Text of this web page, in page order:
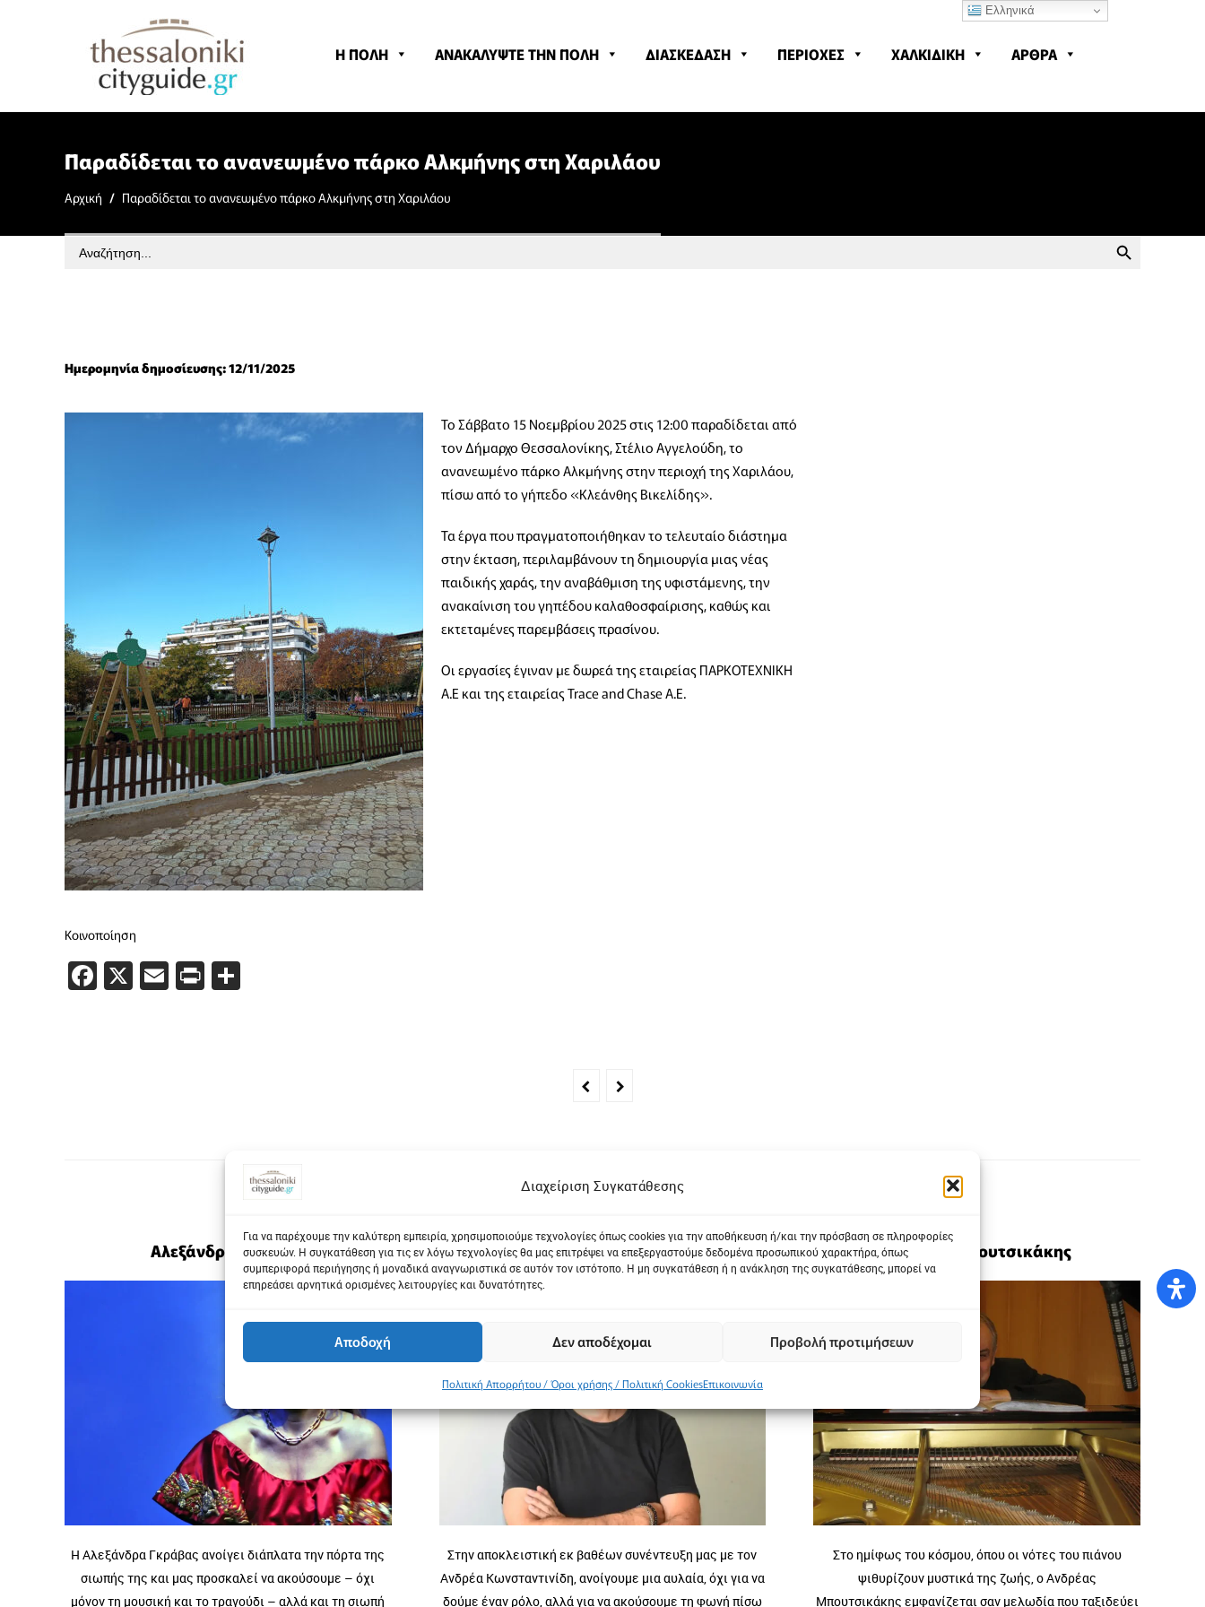
Διαχείριση Συγκατάθεσης
Για να παρέχουμε την καλύτερη εμπειρία, χρησιμοποιούμε τεχνολογίες όπως cookies για την αποθήκευση ή/και την πρόσβαση σε πληροφορίες
συσκευών. Η συγκατάθεση για τις εν λόγω τεχνολογίες θα μας επιτρέψει να επεξεργαστούμε δεδομένα προσωπικού χαρακτήρα, όπως
συμπεριφορά περιήγησης ή μοναδικά αναγνωριστικά σε αυτόν τον ιστότοπο. Η μη συγκατάθεση ή η ανάκληση της συγκατάθεσης, μπορεί να
επηρεάσει αρνητικά ορισμένες λειτουργίες και δυνατότητες.
Αποδοχή Δεν αποδέχομαι Προβολή προτιμήσεων
Πολιτική Απορρήτου / Όροι χρήσης / Πολιτική CookiesΕπικοινωνία
Η ΠΟΛΗ ΑΝΑΚΑΛΥΨΤΕ ΤΗΝ ΠΟΛΗ ΔΙΑΣΚΕΔΑΣΗ ΠΕΡΙΟΧΕΣ ΧΑΛΚΙΔΙΚΗ ΑΡΘΡΑ
Παραδίδεται το ανανεωμένο πάρκο Αλκμήνης στη Χαριλάου
Αρχική / Παραδίδεται το ανανεωμένο πάρκο Αλκμήνης στη Χαριλάου
for:
SEARCH BUTTON
Ημερομηνία δημοσίευσης: 12/11/2025
Το Σάββατο 15 Νοεμβρίου 2025 στις 12:00 παραδίδεται από
τον Δήμαρχο Θεσσαλονίκης, Στέλιο Αγγελούδη, το
ανανεωμένο πάρκο Αλκμήνης στην περιοχή της Χαριλάου,
πίσω από το γήπεδο «Κλεάνθης Βικελίδης».
Τα έργα που πραγματοποιήθηκαν το τελευταίο διάστημα
στην έκταση, περιλαμβάνουν τη δημιουργία μιας νέας
παιδικής χαράς, την αναβάθμιση της υφιστάμενης, την
ανακαίνιση του γηπέδου καλαθοσφαίρισης, καθώς και
εκτεταμένες παρεμβάσεις πρασίνου.
Οι εργασίες έγιναν με δωρεά της εταιρείας ΠΑΡΚΟΤΕΧΝΙΚΗ
Α.Ε και της εταιρείας Trace and Chase A.E.
Κοινοποίηση
Facebook
X EmailPrintFriendly
Αλεξάνδρα Γκράβας
Η Αλεξάνδρα Γκράβας ανοίγει διάπλατα την πόρτα της
σιωπής της και μας προσκαλεί να ακούσουμε – όχι
μόνον τη μουσική και το τραγούδι – αλλά και τη σιωπή
Ανδρέας Κωνσταντινίδης
Στην αποκλειστική εκ βαθέων συνέντευξη μας με τον
Ανδρέα Κωνσταντινίδη, ανοίγουμε μια αυλαία, όχι για να
δούμε έναν ρόλο, αλλά για να ακούσουμε τη φωνή πίσω
Ανδρέας Μπουτσικάκης
Στο ημίφως του κόσμου, όπου οι νότες του πιάνου
ψιθυρίζουν μυστικά της ζωής, ο Ανδρέας
Μπουτσικάκης εμφανίζεται σαν μελωδία που ταξιδεύει
Ελληνικά